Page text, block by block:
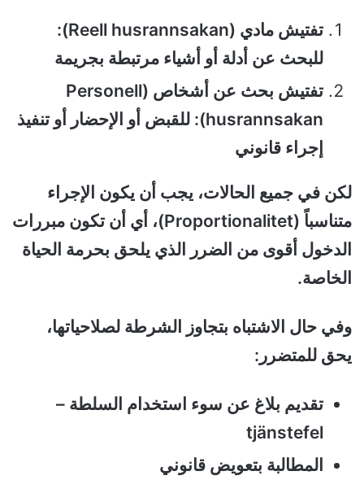
تفتيش مادي (Reell husrannsakan):
للبحث عن أدلة أو أشياء مرتبطة بجريمة
تفتيش بحث عن أشخاص (Personell
husrannsakan): للقبض أو الإحضار أو تنفيذ
إجراء قانوني
لكن في جميع الحالات، يجب أن يكون الإجراء
متناسباً (Proportionalitet)، أي أن تكون مبررات
الدخول أقوى من الضرر الذي يلحق بحرمة الحياة
الخاصة.
وفي حال الاشتباه بتجاوز الشرطة لصلاحياتها،
يحق للمتضرر:
تقديم بلاغ عن سوء استخدام السلطة –
tjänstefel
المطالبة بتعويض قانوني